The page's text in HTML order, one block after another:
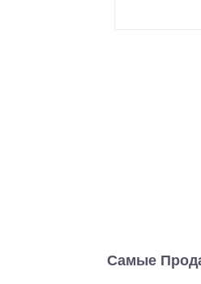
Самые